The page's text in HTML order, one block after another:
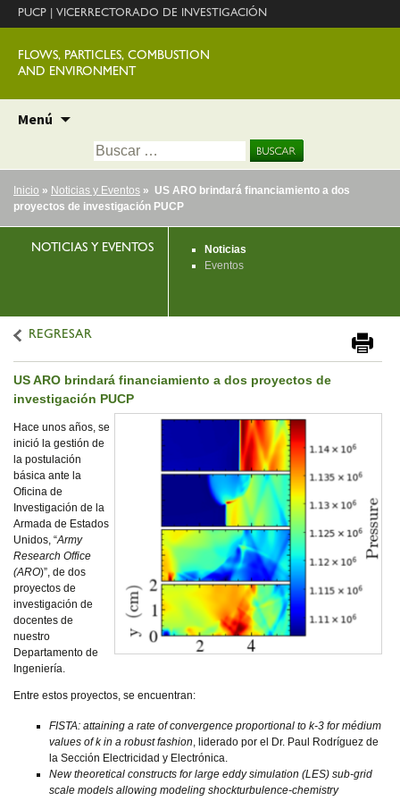
PUCP VICERRECTORADO DE INVESTIGACIÓN
FLOWS, PARTICLES, COMBUSTION
AND ENVIRONMENT
Menú
contenido
Buscar:
Inicio » Noticias y Eventos » US ARO brindará financiamiento a dos
proyectos de investigación PUCP
NOTICIAS Y EVENTOS
Noticias
Eventos
REGRESAR
US ARO brindará financiamiento a dos proyectos de
investigación PUCP
Hace unos años, se
inició la gestión de
la postulación
básica ante la
Oficina de
Investigación de la
Armada de Estados
Unidos, “Army
Research Office
(ARO)”, de dos
proyectos de
investigación de
docentes de
nuestro
Departamento de
Ingeniería.
Entre estos proyectos, se encuentran:
FISTA: attaining a rate of convergence proportional to k-3 for médium
values of k in a robust fashion, liderado por el Dr. Paul Rodríguez de
la Sección Electricidad y Electrónica.
New theoretical constructs for large eddy simulation (LES) sub-grid
scale models allowing modeling shockturbulence-chemistry